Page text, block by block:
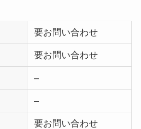
要お問い合わせ
要お問い合わせ
–
–
要お問い合わせ